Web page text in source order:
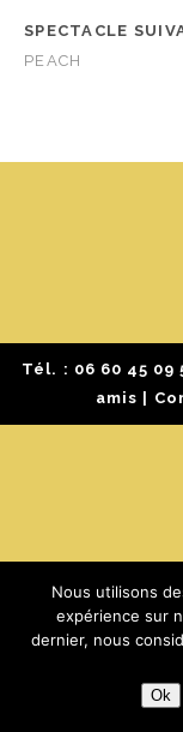
SPECTACLE
PEACH
Tél. : 06 60 45 09
amis |
Nous utilisons
expérience sur
dernier, nous
Ok